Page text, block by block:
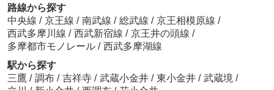
路線から探す
中央線 / 京王線 / 南武線 / 総武線 / 京王相模原線 /
西武多摩川線 / 西武新宿線 / 京王井の頭線 /
多摩都市モノレール / 西武多摩湖線
駅から探す
三鷹 / 調布 / 吉祥寺 / 武蔵小金井 / 東小金井 / 武蔵境 /